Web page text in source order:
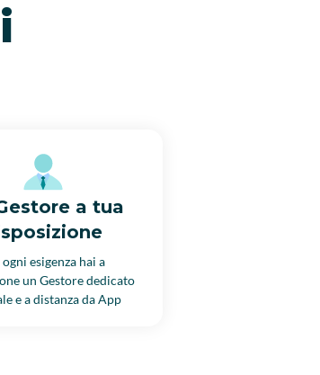
a tua
ogni esigenza hai a
un Gestore dedicato
e a distanza da App